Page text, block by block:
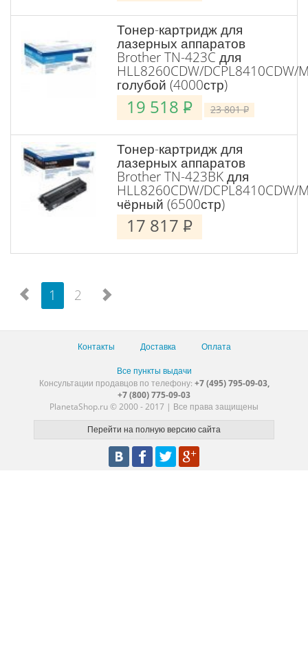
Тонер-картридж для
лазерных аппаратов
Brother TN-423C для
HLL8260CDW/DCPL8410CDW/
голубой (4000стр)
19 518 P 23 801P
Тонер-картридж для
лазерных аппаратов
Brother TN-423BK для
HLL8260CDW/DCPL8410CDW/
чёрный (6500стр)
17 817 P
1 2
Контакты Доставка Оплата
Все пункты выдачи
Консультации продавцов по телефону: +7 (495) 795-09-03,
+7 (800) 775-09-03
PlanetaShop.ru © 2000 - 2017 | Все права защищены